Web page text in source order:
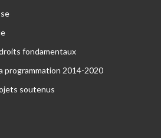
fondamentaux
programmation 2014-2020
soutenus